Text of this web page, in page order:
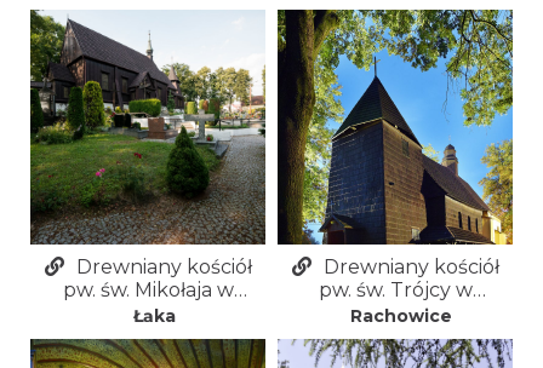
Drewniany kościół
pw. św. Mikołaja w
Pszczynie-Łące
Łąka
Drewniany kościół
pw. św. Trójcy w
Rachowicach
Rachowice